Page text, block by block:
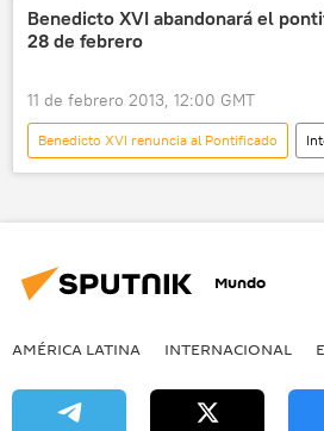
Benedicto XVI abandonará el
28 de febrero
11 de febrero 2013, 12:00 GMT
Benedicto XVI renuncia al Pontificado
noticias
Mundo
AMÉRICA LATINA INTERNACIONAL